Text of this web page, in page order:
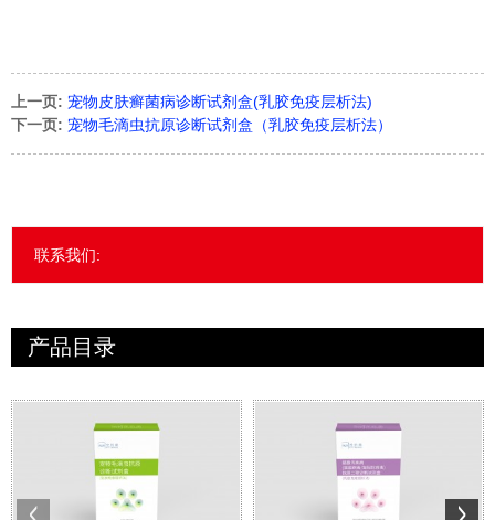
上一页: 宠物皮肤癣菌病诊断试剂盒(乳胶免疫层析法)
下一页: 宠物毛滴虫抗原诊断试剂盒（乳胶免疫层析法）
联系我们:
产品目录